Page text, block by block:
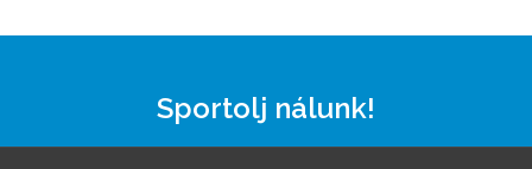
Sportolj nálunk!